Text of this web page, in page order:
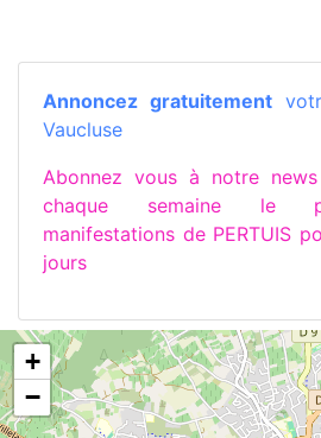
Annoncez gratuitement
Vaucluse
Abonnez vous à notre
chaque semaine le
manifestations de PERTUIS
jours
+
−